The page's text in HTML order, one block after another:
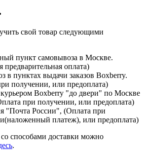
свой товар следующими
пункт самовывоза в Москве.
предварительная оплата)
в пунктах выдачи заказов Boxberry.
получении, или предоплата)
курьером Boxberry "до двери" по Москве
при получении, или предоплата)
"Почта России", (Оплата при
платеж), или предоплата)
со способами доставки можно
.